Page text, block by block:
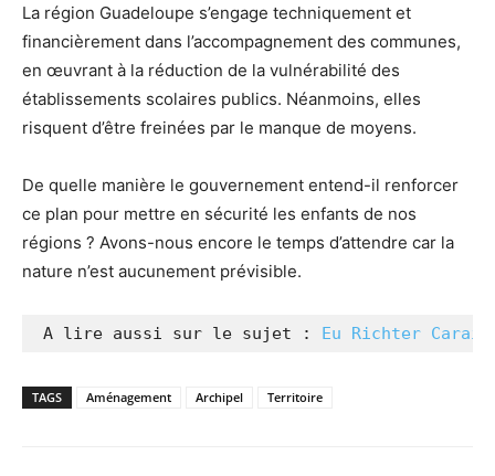
La région Guadeloupe s’engage techniquement et
financièrement dans l’accompagnement des communes,
en œuvrant à la réduction de la vulnérabilité des
établissements scolaires publics. Néanmoins, elles
risquent d’être freinées par le manque de moyens.
De quelle manière le gouvernement entend-il renforcer
ce plan pour mettre en sécurité les enfants de nos
régions ? Avons-nous encore le temps d’attendre car la
nature n’est aucunement prévisible.
A lire aussi sur le sujet : Eu Richter
TAGS Aménagement Archipel Territoire